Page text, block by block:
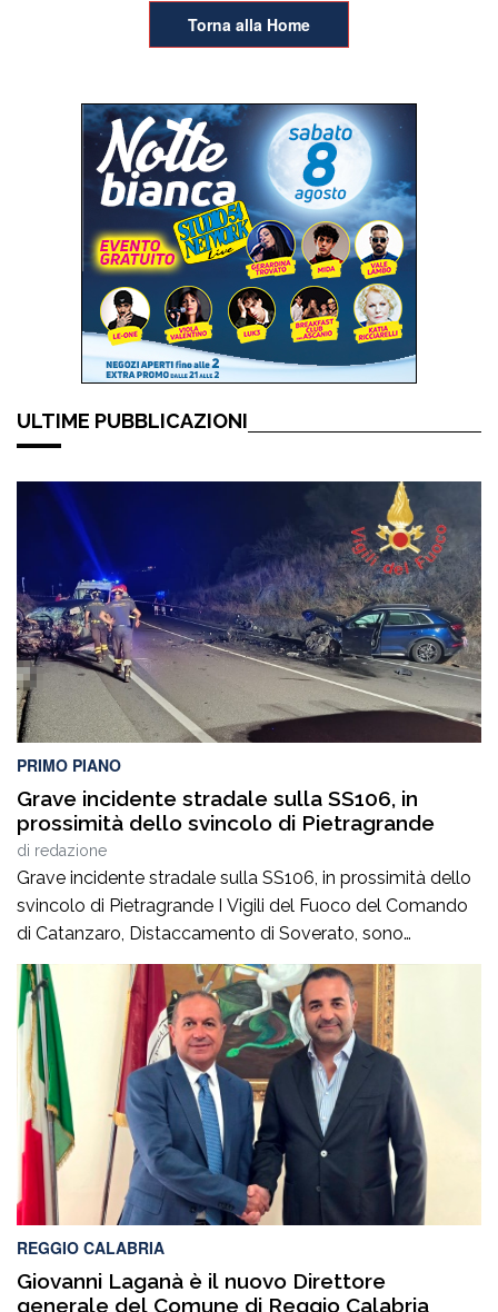
Torna alla Home
ULTIME PUBBLICAZIONI
PRIMO PIANO
Grave incidente stradale sulla SS106, in
prossimità dello svincolo di Pietragrande
di redazione
Grave incidente stradale sulla SS106, in prossimità dello
svincolo di Pietragrande I Vigili del Fuoco del Comando
di Catanzaro, Distaccamento di Soverato, sono
intervenuti sulla SS106, in prossimità dello svincolo per la
località Pietragrande, per un grave incidente stradale che
ha coinvolto una Fiat Panda, un’Audi e una
motocicletta.Nel sinistro ha perso la vita il […]
REGGIO CALABRIA
Giovanni Laganà è il nuovo Direttore
generale del Comune di Reggio Calabria